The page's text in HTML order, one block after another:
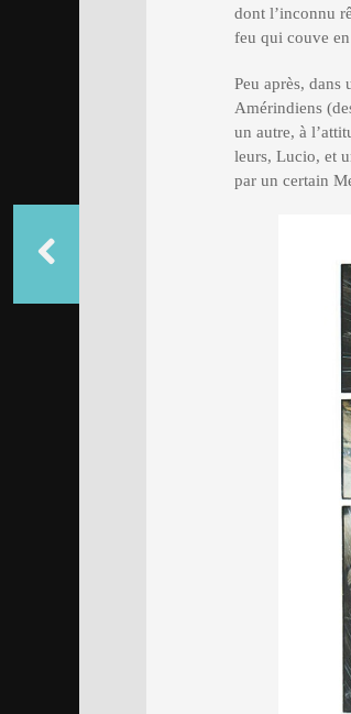
dont l’inconnu
feu qui couve
Peu après,
Amérindiens
un autre, à
leurs, Lucio, et
par un certain